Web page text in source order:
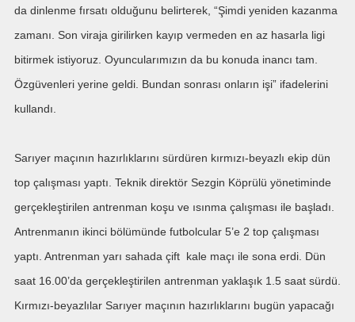
da dinlenme fırsatı olduğunu belirterek, “Şimdi yeniden kazanma
zamanı. Son viraja girilirken kayıp vermeden en az hasarla ligi
bitirmek istiyoruz. Oyuncularımızın da bu konuda inancı tam.
Özgüvenleri yerine geldi. Bundan sonrası onların işi” ifadelerini
kullandı.
Sarıyer maçının hazırlıklarını sürdüren kırmızı-beyazlı ekip dün
top çalışması yaptı. Teknik direktör Sezgin Köprülü yönetiminde
gerçekleştirilen antrenman koşu ve ısınma çalışması ile başladı.
Antrenmanın ikinci bölümünde futbolcular 5’e 2 top çalışması
yaptı. Antrenman yarı sahada çift kale maçı ile sona erdi. Dün
saat 16.00’da gerçekleştirilen antrenman yaklaşık 1.5 saat sürdü.
Kırmızı-beyazlılar Sarıyer maçının hazırlıklarını bugün yapacağı